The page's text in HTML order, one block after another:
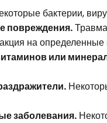
бактерии,
повреждения.
на определенные
или
заболевания.